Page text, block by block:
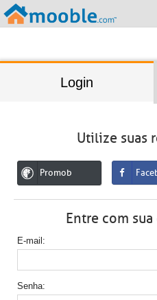
Login
Utilize suas
Promob
Entre com
E-mail
Senha